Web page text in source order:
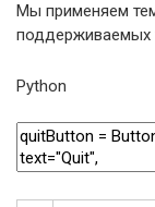
Мы применяем
поддерживаемых
Python